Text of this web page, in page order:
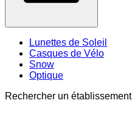
Lunettes de Soleil
Casques de Vélo
Snow
Optique
Rechercher un établissement